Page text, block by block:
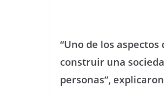
“Uno de los
construir una
personas”,